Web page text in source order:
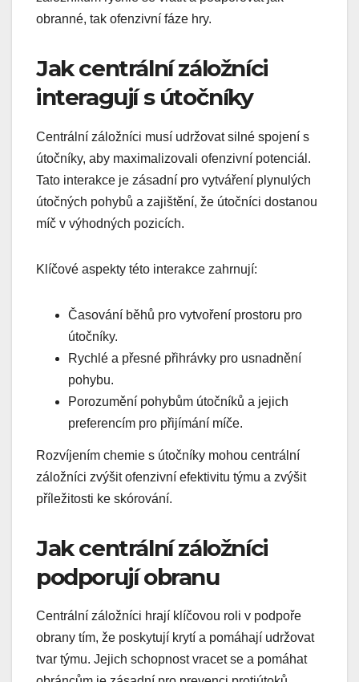
obranné, tak ofenzivní fáze hry.
Jak centrální záložníci
interagují s útočníky
Centrální záložníci musí udržovat silné spojení s
útočníky, aby maximalizovali ofenzivní potenciál.
Tato interakce je zásadní pro vytváření plynulých
útočných pohybů a zajištění, že útočníci dostanou
míč v výhodných pozicích.
Klíčové aspekty této interakce zahrnují:
Časování běhů pro vytvoření prostoru pro
útočníky.
Rychlé a přesné přihrávky pro usnadnění
pohybu.
Porozumění pohybům útočníků a jejich
preferencím pro přijímání míče.
Rozvíjením chemie s útočníky mohou centrální
záložníci zvýšit ofenzivní efektivitu týmu a zvýšit
příležitosti ke skórování.
Jak centrální záložníci
podporují obranu
Centrální záložníci hrají klíčovou roli v podpoře
obrany tím, že poskytují krytí a pomáhají udržovat
tvar týmu. Jejich schopnost vracet se a pomáhat